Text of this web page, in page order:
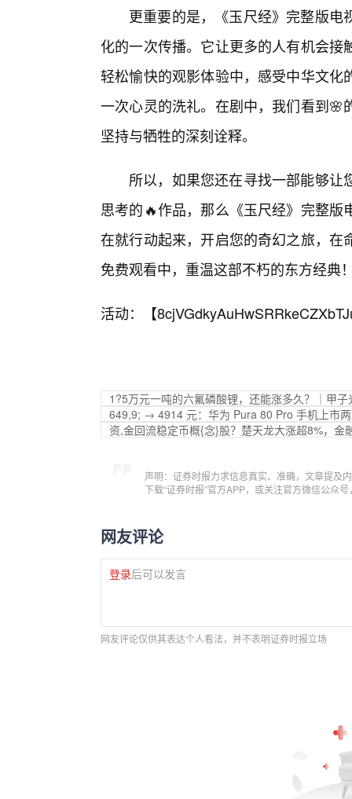
更重要的是，《玉尺经》完整版
化的一次传播。它让更多的人有机会
轻松愉快的观影体验中，感受中华文
一次心灵的洗礼。在剧中，我们看到
坚持与牺牲的深刻诠释。
所以，如果您还在寻找一部能够
思考的🔥作品，那么《玉尺经》完整
在就行动起来，开启您的奇幻之旅，
免费观看中，重温这部不朽的东方经典
活动：【
1?5万元一吨的六氟磷酸锂，还能涨多久？｜甲子
649,9; → 4914 元：华为 Pura 80 Pro 手机上市
资,金回流稳定币概{念}股？楚天龙大涨超8%，
声明：证券时报力求信息真实、准确，文章提及
下载“证券时报”官方APP，或关注官方微信公众
网友评论
登录后可以发言
网友评论仅供其表达个人看法，并不表明证券时报立场